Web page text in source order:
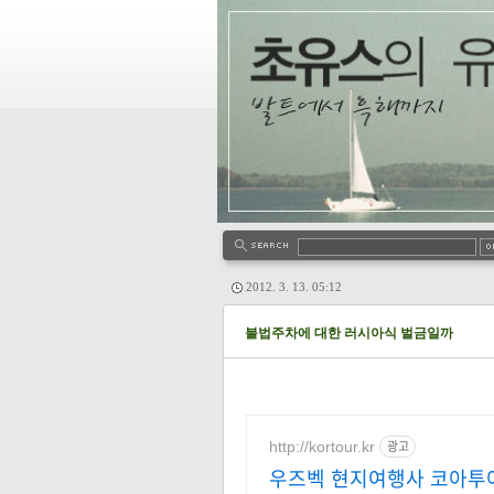
2012. 3. 13. 05:12
불법주차에 대한 러시아식 벌금일까
http://kortour.kr 광고
우즈벡 현지여행사 코아투